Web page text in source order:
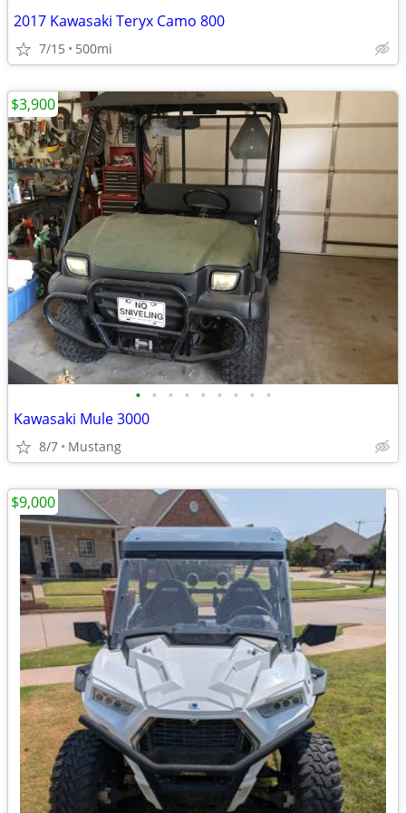
2017 Kawasaki Teryx Camo 800
7/15 500mi
• • • • • • • • •
Kawasaki Mule 3000
8/7 Mustang
$3,900
$9,000